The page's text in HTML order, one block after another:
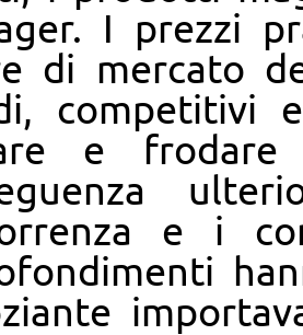
I prezzi
di mercato
e
e i